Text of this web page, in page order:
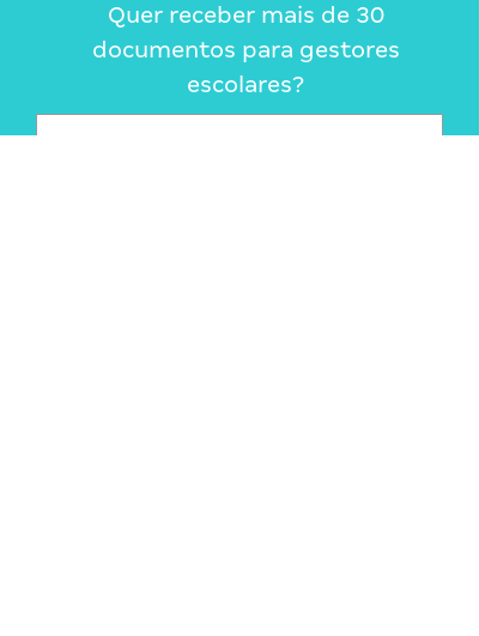
Quer receber mais de 30
documentos para gestores
escolares?